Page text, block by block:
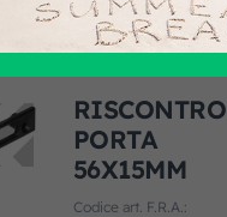
RISCONTRO
PORTA
56X15MM
Codice art. F.R.A.: